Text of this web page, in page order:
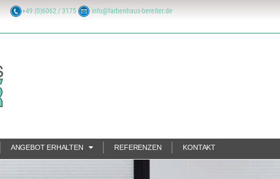
+49 (0)6062 / 3175 info@farbenhaus-bereiter.de
ANGEBOT ERHALTEN REFERENZEN KONTAKT